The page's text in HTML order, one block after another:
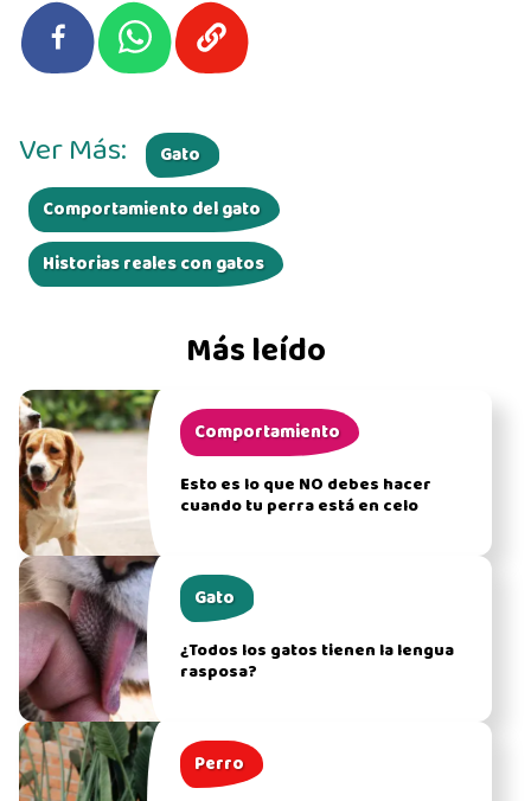
Más leído
Comportamiento
Esto es lo que NO debes hacer
cuando tu perra está en celo
Gato
¿Todos los gatos tienen la lengua
rasposa?
Perro
Ver Más:
Gato
Comportamiento del gato
Historias reales con gatos